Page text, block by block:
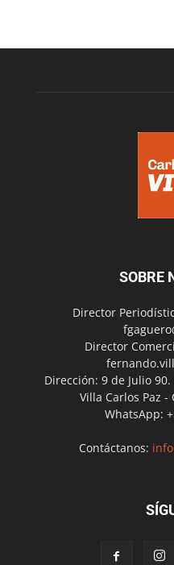
SOBRE
Director
Director
Dirección: 9 de Julio 90.
Villa Carlos Paz
WhatsApp:
Contáctanos: